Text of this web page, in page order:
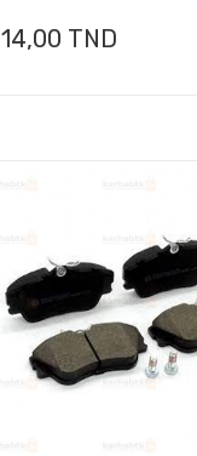
Prix
14,00 TND